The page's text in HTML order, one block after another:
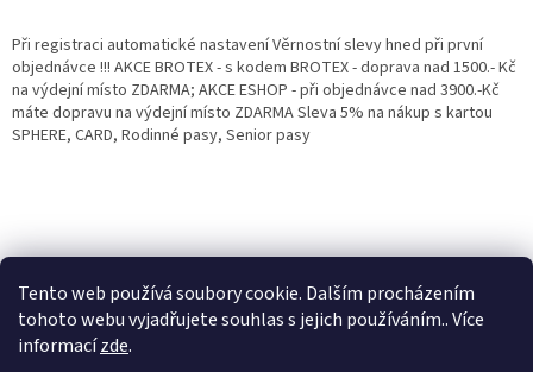
Tento web používá soubory cookie. Dalším procházením
tohoto webu vyjadřujete souhlas s jejich používáním.. Více
informacízde.
Při registraci automatické nastavení Věrnostní slevy hned při první
objednávce !!! AKCE BROTEX - s kodem BROTEX - doprava nad 1500.- Kč
na výdejní místo ZDARMA; AKCE ESHOP - při objednávce nad 3900.-Kč
máte dopravu na výdejní místo ZDARMA Sleva 5% na nákup s kartou
SPHERE, CARD, Rodinné pasy, Senior pasy